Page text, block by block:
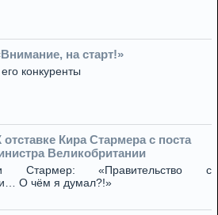
на старт!»
конкуренты
отставке Кира Стармера с поста
Великобритании
Стармер: «Правительство с
О чём я думал?!»